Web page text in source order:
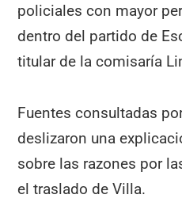
policiales con mayor
dentro del partido de
titular de la comisaría
Fuentes consultadas
deslizaron una
sobre las razones por
el traslado de Villa.